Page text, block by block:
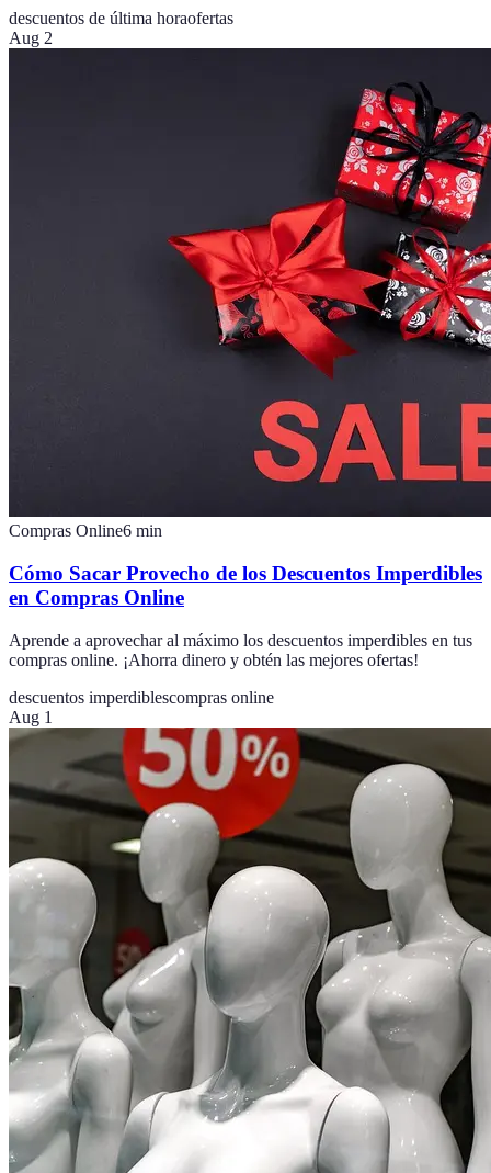
descuentos de última horaofertas
Aug 2
Compras Online6 min
Cómo Sacar Provecho de los Descuentos Imperdibles
en Compras Online
Aprende a aprovechar al máximo los descuentos imperdibles en tus
compras online. ¡Ahorra dinero y obtén las mejores ofertas!
descuentos imperdiblescompras online
Aug 1